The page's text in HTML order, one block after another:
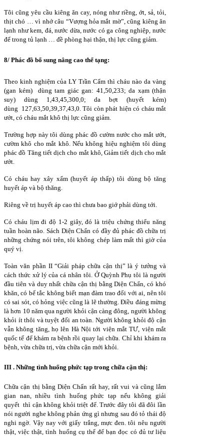
Tôi cũng yêu cầu kiêng ăn cay, nóng như riềng, ớt, sả, tỏi,
thịt chó … vì nhớ câu “Vượng hỏa mắt mờ”, cũng kiêng ăn
lạnh như kem, đá, nước dừa, nước có ga công nghiệp, nước
để trong tủ lạnh … đề phòng hại thận, thị lực cũng giảm.
8/ Phác đồ bổ sung nâng cao thể tạng:
Theo kinh nghiệm của LY Trần Cẩm thì cháu nào da vàng
(gan kém) dùng tam giác gan: 41,50,233; da xạm (thận
suy) dùng 1,43,45,300,0; da bợt (huyết kém)
dùng 127,63,50,39,37,43,0. Tôi còn phát hiện có cháu mắt
ướt, có cháu mắt khô thị lực cũng giảm.
Trường hợp này tôi dùng phác đồ cườm nước cho mắt ướt,
cườm khô cho mắt khô. Nếu không hiệu nghiệm tôi dùng
phác đồ Tăng tiết dịch cho mắt khô, Giảm tiết dịch cho mắt
ướt.
Có cháu hay xây xẩm (huyết áp thấp) tôi dùng bộ tăng
huyết áp và bộ thăng.
Riêng về trị huyết áp cao thì chưa bao giớ phải dùng tới.
Có cháu lịm đi độ 1-2 giây, đó là triệu chứng thiểu năng
tuần hoàn não. Sách Diện Chẩn có đầy đủ phác đồ chữa trị
những chứng nói trên, tôi không chép làm mất thì giờ của
quý vị.
Toàn văn phần II “Giải pháp chữa cận thị” là ý tưởng và
cách thức xử lý của cá nhân tôi. Ở Quỳnh Phụ tôi là người
đầu tiên và duy nhất chữa cận thị bằng Diện Chẩn, có khó
khăn, có bế tắc không biết mạn đàm trao đổi với ai, nên tôi
có sai sót, có hỏng việc cũng là lẽ thường. Điều đáng mừng
là hơn 10 năm qua người khỏi cận càng đông, người không
khỏi ít thôi và tuyệt đối an toàn. Người không khỏi độ cận
vẫn không tăng, họ lên Hà Nội tới viện mắt TƯ, viện mắt
quốc tế để khám ra bệnh rồi quay lại chữa. Chỉ khi khám ra
bệnh, vừa chữa trị, vừa chữa cận mới khỏi.
III . Những tình huống phức tạp trong chữa cận thị:
Chữa cận thị bằng Diện Chẩn rất hay, rất vui và cũng lắm
gian nan, nhiều tình huống phức tạp nếu không giải
quyết thì cận không khỏi triệt để. Trước đây tôi đã đôi lần
nói người nghe không phản ứng gì nhưng sau đó tỏ thái độ
nghi ngờ. Vậy nay với giấy trắng, mực đen. tôi nêu người
thật, việc thật, tình huống cụ thể để bạn đọc có đủ tư liệu